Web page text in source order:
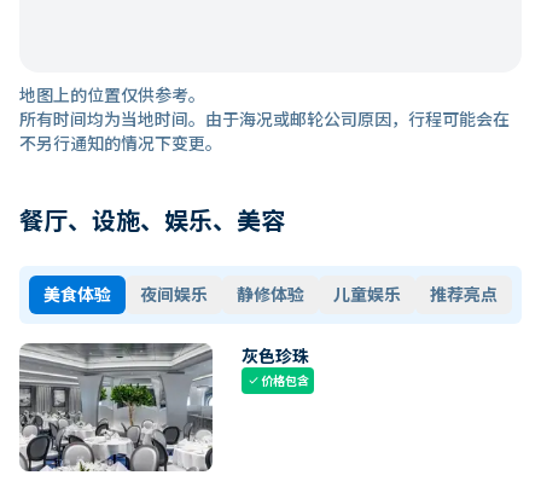
地图上的位置仅供参考。
所有时间均为当地时间。由于海况或邮轮公司原因，行程可能会在
不另行通知的情况下变更。
餐厅、设施、娱乐、美容
美食体验 夜间娱乐 静修体验 儿童娱乐 推荐亮点
灰色珍珠
check价格包含